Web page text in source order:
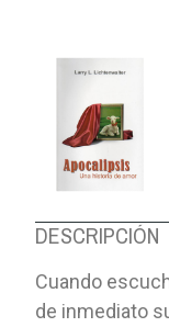
DESCRIPCIÓN
Cuando
de inmediato